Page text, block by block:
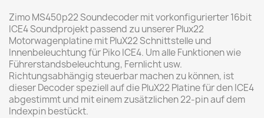
Zimo MS450p22 Soundecoder mit vorkonfigurierter 16bit
ICE4 Soundprojekt passend zu unserer Plux22
Motorwagenplatine mit PluX22 Schnittstelle und
Innenbeleuchtung für Piko ICE4. Um alle Funktionen wie
Führerstandsbeleuchtung, Fernlicht usw.
Richtungsabhängig steuerbar machen zu können, ist
dieser Decoder speziell auf die PluX22 Platine für den ICE4
abgestimmt und mit einem zusätzlichen 22-pin auf dem
Indexpin bestückt.